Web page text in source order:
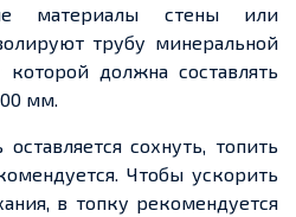
материалы стены или
т трубу минеральной
которой должна составлять
мм.
сохнуть, топить
Чтобы ускорить
в топку рекомендуется